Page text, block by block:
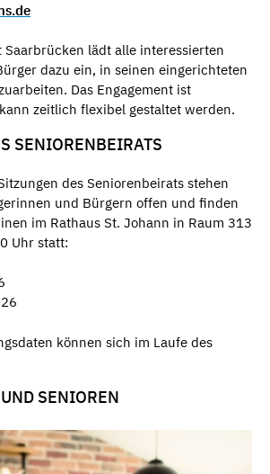
Saarbrücken lädt alle interessierten
dazu ein, in seinen eingerichteten
Das Engagement ist
zeitlich flexibel gestaltet werden.
SENIORENBEIRATS
des Seniorenbeirats stehen
und Bürgern offen und finden
im Rathaus St. Johann in Raum 313
Uhr statt:
können sich im Laufe des
SENIOREN